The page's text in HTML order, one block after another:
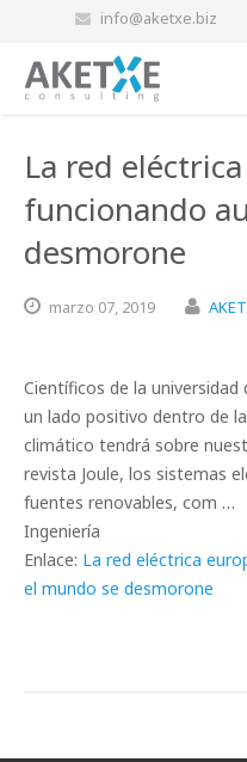
info@aketxe.biz
La red
funcionando
desmorone
marzo 07, 2019
Científicos de la
un lado positivo dentro de
climático tendrá sobre
revista Joule, los sistemas
fuentes renovables, com …
Ingeniería
Enlace: La red eléctrica
el mundo se desmorone